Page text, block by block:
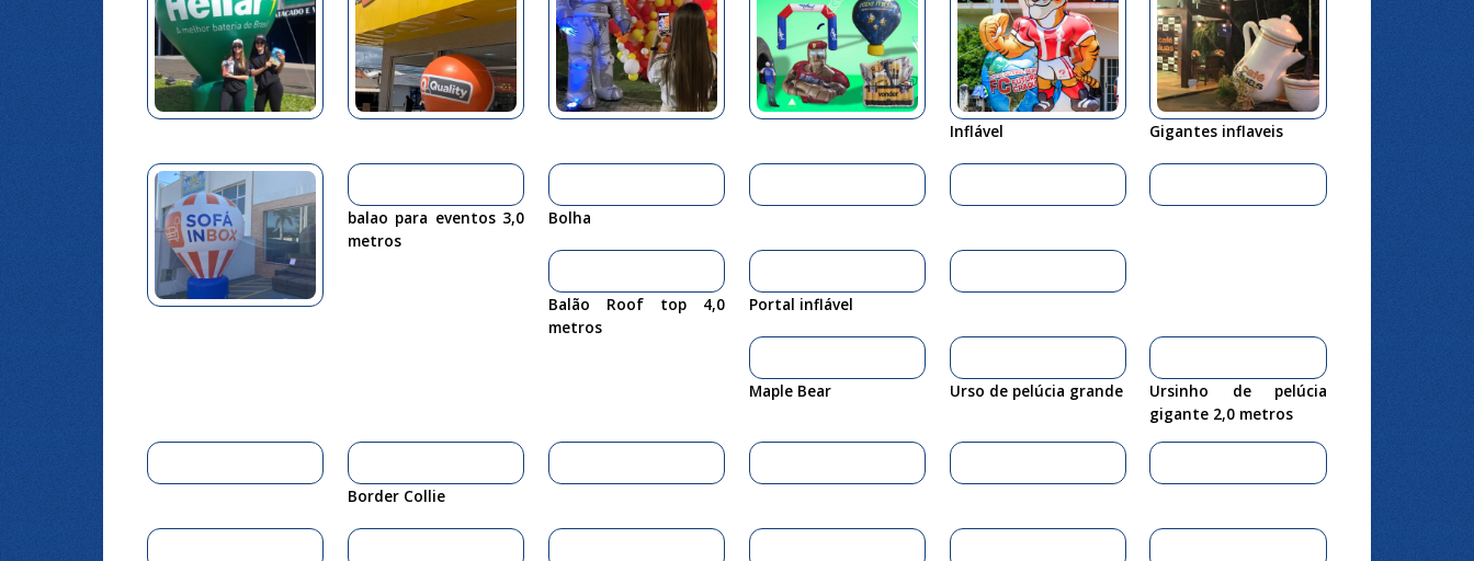
Inflável Gigantes inflaveis
balao para eventos 3,0
metros
Bolha
Balão Roof top 4,0
metros
Portal inflável
Maple Bear Urso de pelúcia grande
Ursinho de pelúcia
gigante 2,0 metros
Border Collie